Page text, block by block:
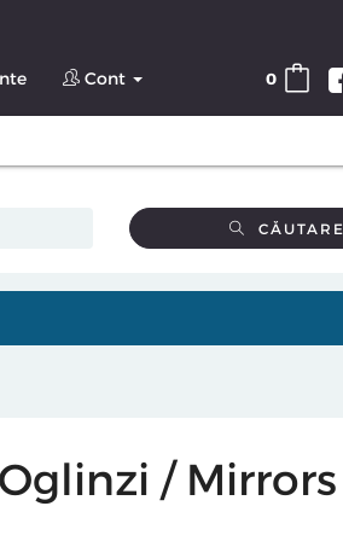
0
Cont
CĂUTARE
/ Mirrors